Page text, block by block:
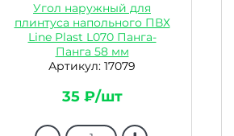
Угол наружный для
плинтуса напольного ПВХ
Line Plast L070 Панга-
Панга 58 мм
Артикул: 17079
35 ₽/шт